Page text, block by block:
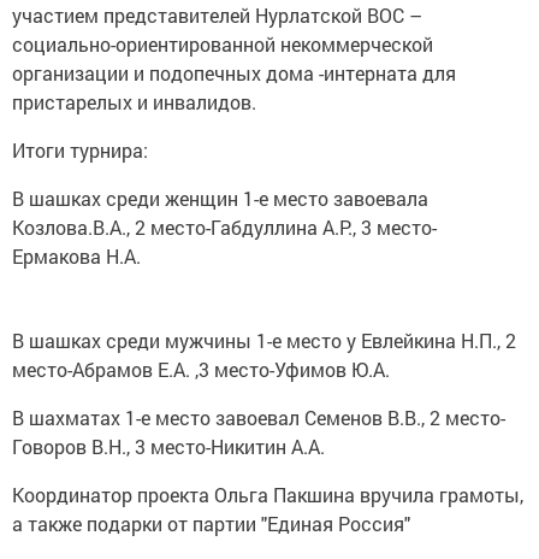
участием представителей Нурлатской ВОС –
социально-ориентированной некоммерческой
организации и подопечных дома -интерната для
пристарелых и инвалидов.
Итоги турнира:
В шашках среди женщин 1-е место завоевала
Козлова.В.А., 2 место-Габдуллина А.Р., 3 место-
Ермакова Н.А.
В шашках среди мужчины 1-е место у Евлейкина Н.П., 2
место-Абрамов Е.А. ,3 место-Уфимов Ю.А.
В шахматах 1-е место завоевал Семенов В.В., 2 место-
Говоров В.Н., 3 место-Никитин А.А.
Координатор проекта Ольга Пакшина вручила грамоты,
а также подарки от партии "Единая Россия"